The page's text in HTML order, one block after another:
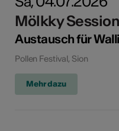
Mölkky
Austausch für
Pollen Festival, Sion
Mehr dazu